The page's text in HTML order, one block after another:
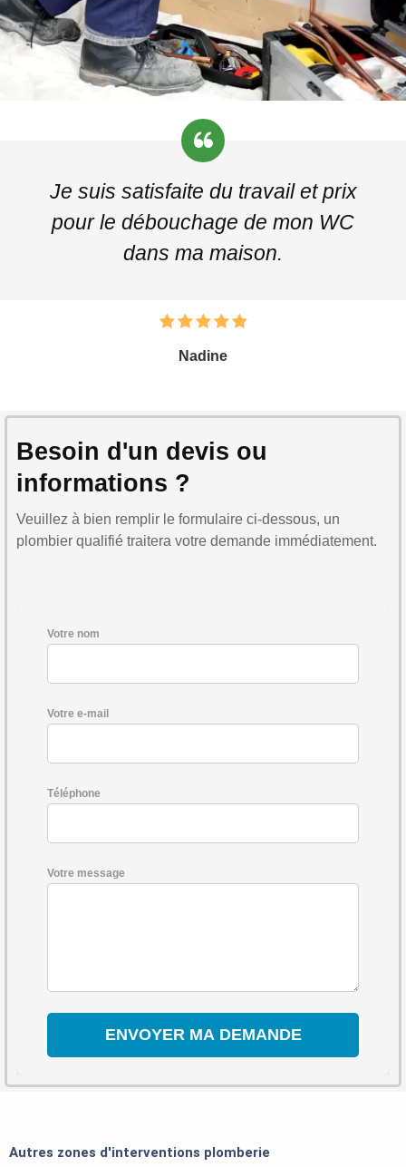
Je suis satisfaite du travail et prix
pour le débouchage de mon WC
dans ma maison.
Nadine
Besoin d'un devis ou
informations ?
Veuillez à bien remplir le formulaire ci-dessous, un
plombier qualifié traitera votre demande immédiatement.
Votre nom
Votre e-mail
Téléphone
Votre message
Autres zones d'interventions plomberie